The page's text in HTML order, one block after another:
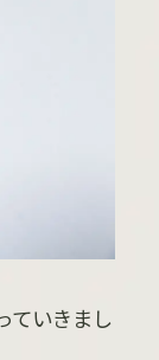
ていきまし